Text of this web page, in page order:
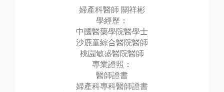
婦產科醫師 關祥彬
學經歷：
中國醫藥學院醫學士
沙鹿童綜合醫院醫師
桃園敏盛醫院醫師
專業證照：
醫師證書
婦產科專科醫師證書